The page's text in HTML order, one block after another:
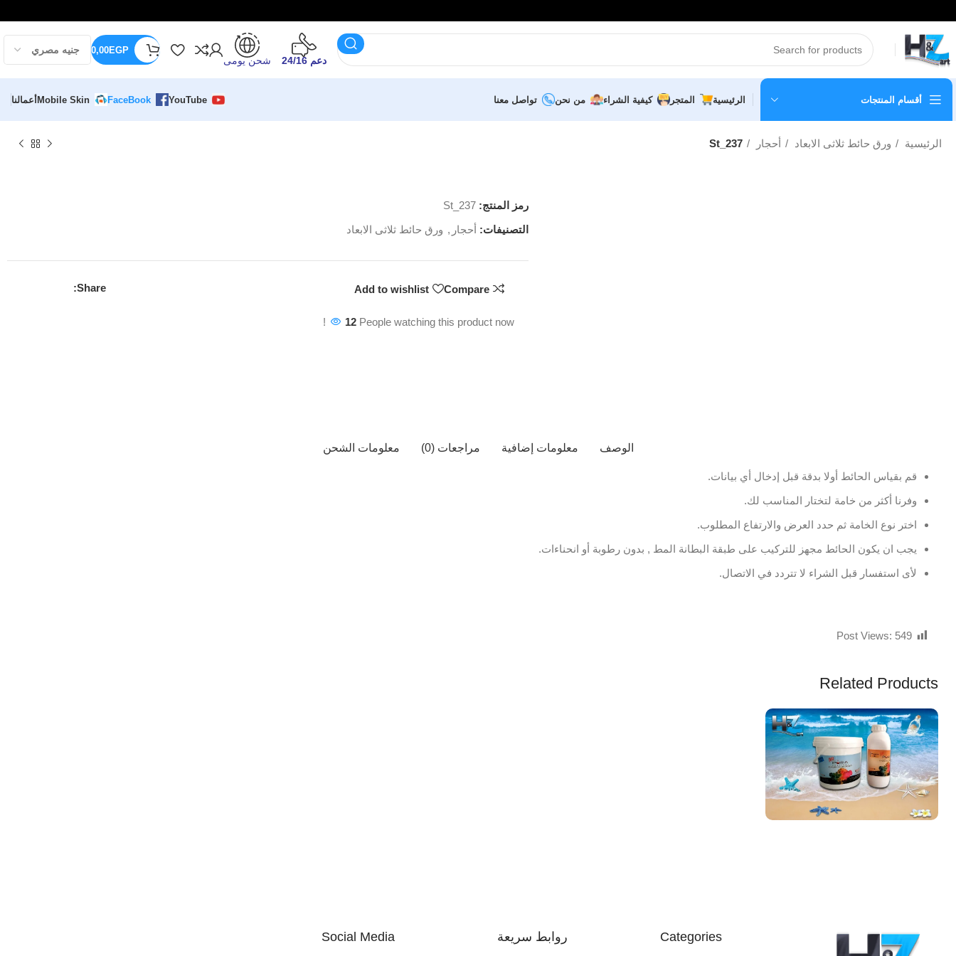
دعم 24/16 شحن يومى
0,00EGP
أقسام المنتجات الرئيسية المتجر كيفية الشراء من نحن تواصل معنا YouTube
FaceBook
Mobile Skinأعمالنا
الرئيسية ورق حائط ثلاثى الابعاد أحجار St_237
رمز المنتج: St_237
التصنيفات: أحجار , ورق حائط ثلاثى الابعاد
Compare
Add to wishlist
Share:
12 People watching this product now!
الوصف معلومات إضافية مراجعات (0) معلومات الشحن
قم بقياس الحائط أولا بدقة قبل إدخال أي بيانات.
وفرنا أكثر من خامة لتختار المناسب لك.
اختر نوع الخامة ثم حدد العرض والارتفاع المطلوب.
يجب ان يكون الحائط مجهز للتركيب على طبقة البطانة المط , بدون رطوبة أو انحناءات.
لأى استفسار قبل الشراء لا تتردد في الاتصال.
Post Views: 549
Related Products
Categories روابط سريعة Social Media